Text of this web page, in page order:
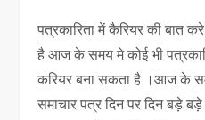
पत्रकारिता में कैरियर की बात
है आज के समय मे कोई भी
करियर बना सकता है ।आज के
समाचार पत्र दिन पर दिन बड़े